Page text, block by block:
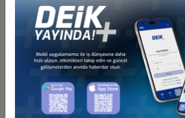
Türkiye - İsrail
İş Konseyi